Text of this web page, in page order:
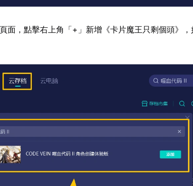
面，點擊右上角「+」新增《卡片魔王只剩個頭》